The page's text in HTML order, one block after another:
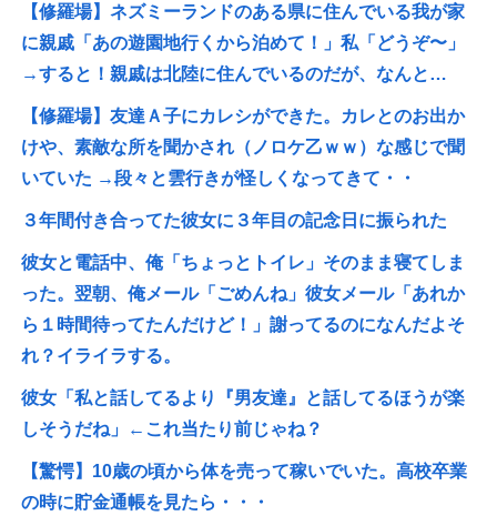
【修羅場】ネズミーランドのある県に住んでいる我が家
に親戚「あの遊園地行くから泊めて！」私「どうぞ〜」
→すると！親戚は北陸に住んでいるのだが、なんと…
【修羅場】友達Ａ子にカレシができた。カレとのお出か
けや、素敵な所を聞かされ（ノロケ乙ｗｗ）な感じで聞
いていた →段々と雲行きが怪しくなってきて・・
３年間付き合ってた彼女に３年目の記念日に振られた
彼女と電話中、俺「ちょっとトイレ」そのまま寝てしま
った。翌朝、俺メール「ごめんね」彼女メール「あれか
ら１時間待ってたんだけど！」謝ってるのになんだよそ
れ？イライラする。
彼女「私と話してるより『男友達』と話してるほうが楽
しそうだね」←これ当たり前じゃね？
【驚愕】10歳の頃から体を売って稼いでいた。高校卒業
の時に貯金通帳を見たら・・・